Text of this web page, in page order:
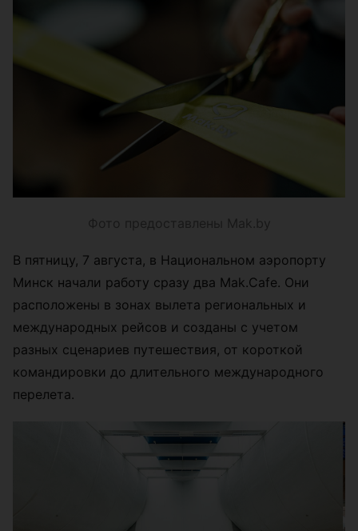
Фото предоставлены Mak.by
В пятницу, 7 августа, в Национальном аэропорту
Минск начали работу сразу два Mak.Cafe. Они
расположены в зонах вылета региональных и
международных рейсов и созданы с учетом
разных сценариев путешествия, от короткой
командировки до длительного международного
перелета.